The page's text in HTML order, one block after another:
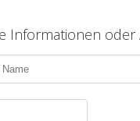
Informationen oder